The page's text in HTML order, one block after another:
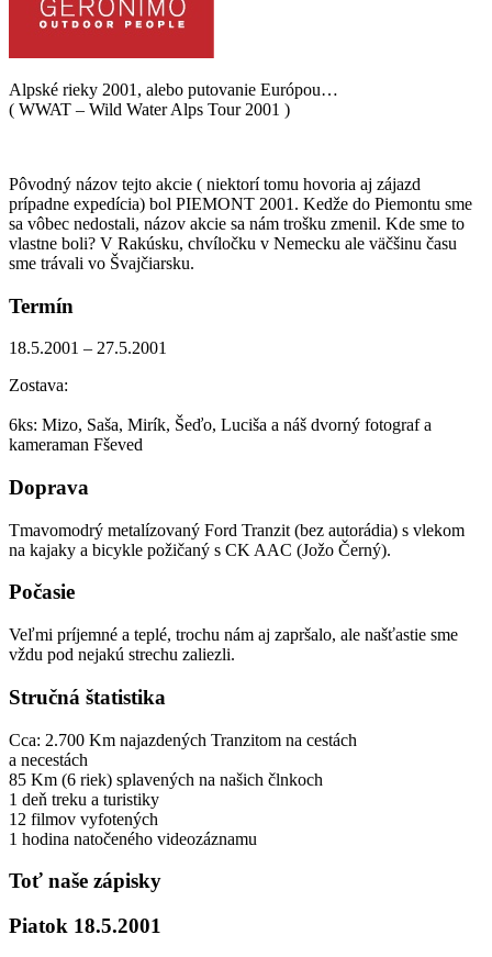
Alpské rieky 2001, alebo putovanie Európou…
( WWAT – Wild Water Alps Tour 2001 )
Pôvodný názov tejto akcie ( niektorí tomu hovoria aj zájazd
prípadne expedícia) bol PIEMONT 2001. Kedže do Piemontu sme
sa vôbec nedostali, názov akcie sa nám trošku zmenil. Kde sme to
vlastne boli? V Rakúsku, chvíločku v Nemecku ale väčšinu času
sme trávali vo Švajčiarsku.
Termín
18.5.2001 – 27.5.2001​
Zostava:
​6ks: Mizo, Saša, Mirík, Šeďo, Luciša a náš dvorný fotograf a
kameraman Fševed
Doprava
​Tmavomodrý metalízovaný Ford Tranzit (bez autorádia) s vlekom
na kajaky a bicykle požičaný s CK AAC (Jožo Černý).
Počasie
​Veľmi príjemné a teplé, trochu nám aj zapršalo, ale našťastie sme
vždu pod nejakú strechu zaliezli.
Stručná štatistika
Cca:​ 2.700 Km ​najazdených Tranzitom na cestách
a necestách
​85 Km (6 riek) splavených na našich člnkoch
​1 deň​ treku a turistiky
​12 filmov ​vyfotených
​1 hodina ​natočeného videozáznamu
Toť naše zápisky
Piatok 18.5.2001